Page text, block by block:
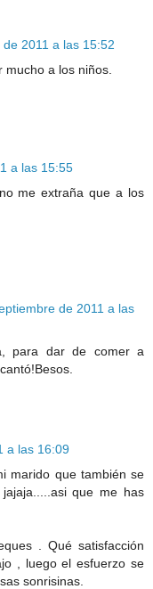
2011 a las 15:52
a los niños.
a las 15:55
me extraña que a los
de 2011 a las
para dar de comer a
a las 16:09
marido que también se
que me has
. Qué satisfacción
, luego el esfuerzo se
sonrisinas.